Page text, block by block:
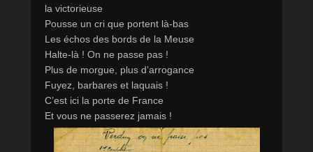
la victorieuse
Pousse un cri que portent là-bas
Les échos des bords de la Meuse
Halte-là ! On ne passe pas !
Plus de morgue, plus d’arrogance
Fuyez, barbares et laquais !
C’est ici la porte de France
Et vous ne passerez jamais !